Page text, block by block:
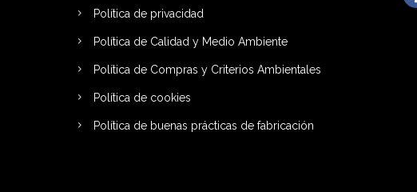
Política de privacidad
Política de Calidad y Medio Ambiente
Política de Compras y Criterios Ambientales
Política de cookies
Política de buenas prácticas de fabricación